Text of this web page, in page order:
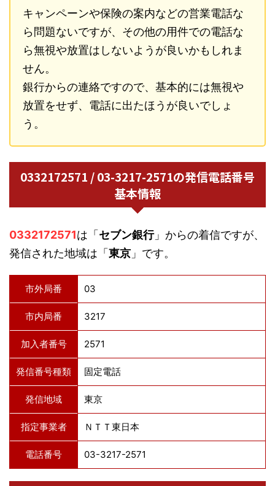
キャンペーンや保険の案内などの営業電話な
ら問題ないですが、その他の用件での電話な
ら無視や放置はしないようが良いかもしれま
せん。
銀行からの連絡ですので、基本的には無視や
放置をせず、電話に出たほうが良いでしょ
う。
0332172571 / 03-3217-2571の発信電話番号
基本情報
0332172571は「 セブン銀行」からの着信ですが、
発信された地域は「 東京 」です。
市外局番 03
市内局番 3217
加入者番号 2571
発信番号種類 固定電話
発信地域 東京
指定事業者 ＮＴＴ東日本
電話番号 03-3217-2571